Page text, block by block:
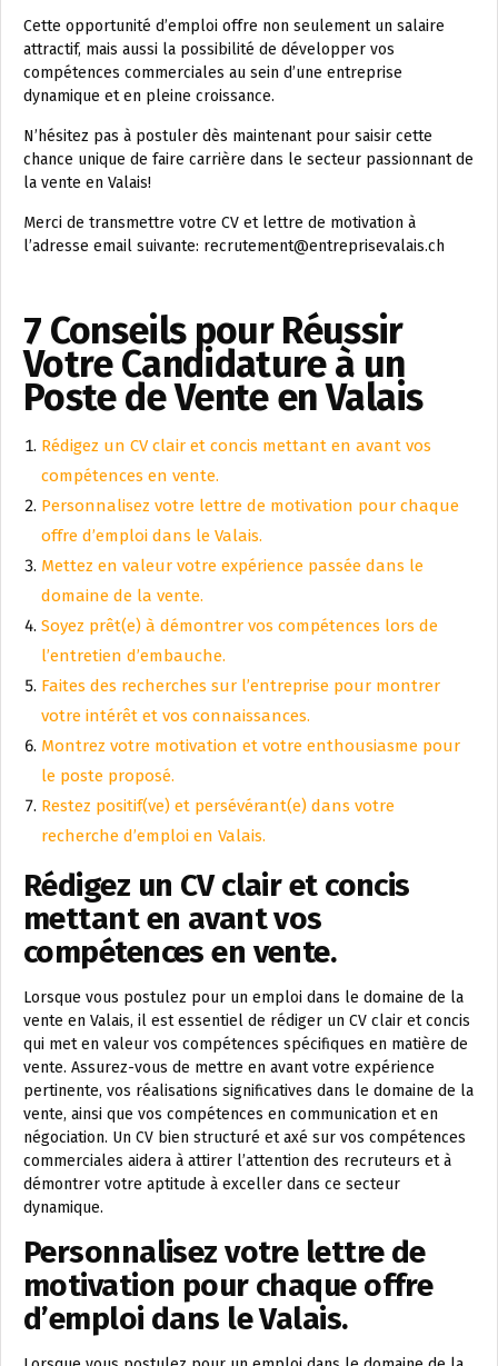
Cette opportunité d’emploi offre non seulement un salaire
attractif, mais aussi la possibilité de développer vos
compétences commerciales au sein d’une entreprise
dynamique et en pleine croissance.
N’hésitez pas à postuler dès maintenant pour saisir cette
chance unique de faire carrière dans le secteur passionnant de
la vente en Valais!
Merci de transmettre votre CV et lettre de motivation à
l’adresse email suivante: recrutement@entreprisevalais.ch
7 Conseils pour Réussir
Votre Candidature à un
Poste de Vente en Valais
Rédigez un CV clair et concis mettant en avant vos
compétences en vente.
Personnalisez votre lettre de motivation pour chaque
offre d’emploi dans le Valais.
Mettez en valeur votre expérience passée dans le
domaine de la vente.
Soyez prêt(e) à démontrer vos compétences lors de
l’entretien d’embauche.
Faites des recherches sur l’entreprise pour montrer
votre intérêt et vos connaissances.
Montrez votre motivation et votre enthousiasme pour
le poste proposé.
Restez positif(ve) et persévérant(e) dans votre
recherche d’emploi en Valais.
Rédigez un CV clair et concis
mettant en avant vos
compétences en vente.
Lorsque vous postulez pour un emploi dans le domaine de la
vente en Valais, il est essentiel de rédiger un CV clair et concis
qui met en valeur vos compétences spécifiques en matière de
vente. Assurez-vous de mettre en avant votre expérience
pertinente, vos réalisations significatives dans le domaine de la
vente, ainsi que vos compétences en communication et en
négociation. Un CV bien structuré et axé sur vos compétences
commerciales aidera à attirer l’attention des recruteurs et à
démontrer votre aptitude à exceller dans ce secteur
dynamique.
Personnalisez votre lettre de
motivation pour chaque offre
d’emploi dans le Valais.